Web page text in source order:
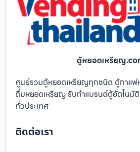
ตู้หยอดเหรียญ
ศูนย์รวมตู้หยอดเหรียญทุกชนิด ตู้กาแฟ
ดื่มหยอดเหรียญ รับทำแบรนด์ตู้อัตโนมัติ
ทั่วประเทศ
ติดต่อเรา